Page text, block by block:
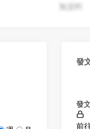
無資料
發
發
前